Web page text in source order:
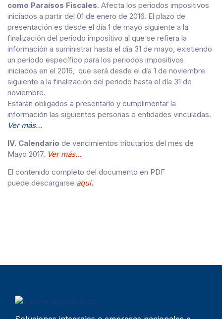
como Paraísos Fiscales. Afecta los periodos impositivos
iniciados a partir del 01 de enero de 2016. El plazo de
presentación es desde el día 1 de mayo siguiente a la
finalización del periodo impositivo al que se refiera la
información a suministrar hasta el día 31 de mayo, existiendo
un periodo específico para los periodos impositivos
iniciados en el 2016, que será desde el día 1 de noviembre
siguiente a la finalización del periodo hasta el día 31 de
noviembre.
Estarán obligados a presentarlo y cumplimentar la
información las siguientes personas o entidades vinculadas.
Ver más…
IV. Calendario de vencimientos tributarios del mes de
Mayo 2017. Ver más…
El contenido completo del documento en PDF
puede descargarse aquí.